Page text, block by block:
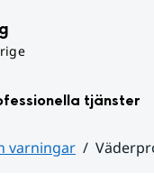
tjänster
varningar